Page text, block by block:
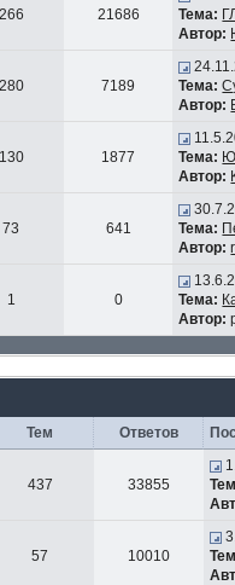
21686
Тема:
Автор:
7189
Тема:
Автор:
1877
Тема:
Автор:
73 641
Тема:
Автор:
1 0
Тема:
Автор:
Тем Ответов
437 33855
57 10010